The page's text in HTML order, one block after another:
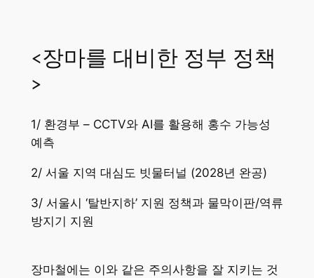
<장마를 대비한 정부 정책
>
1/ 환경부 – CCTV와 AI를 활용해 홍수 가능성
예측
2/ 서울 지역 대심도 빗물터널 (2028년 완공)
3/ 서울시 ‘탈반지하’ 지원 정책과 물막이판/역류
방지기 지원
장마철에는 이와 같은 주의사항을 잘 지키는 것